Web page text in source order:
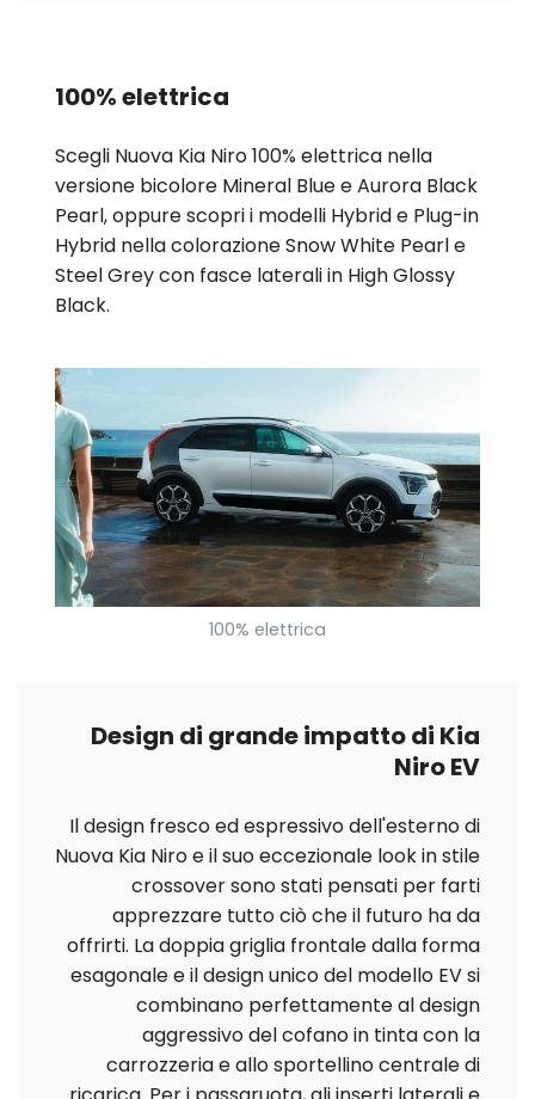
100% elettrica
Scegli Nuova Kia Niro 100% elettrica nella
versione bicolore Mineral Blue e Aurora Black
Pearl, oppure scopri i modelli Hybrid e Plug-in
Hybrid nella colorazione Snow White Pearl e
Steel Grey con fasce laterali in High Glossy
Black.
100% elettrica
Design di grande impatto di Kia
Niro EV
Il design fresco ed espressivo dell'esterno di
Nuova Kia Niro e il suo eccezionale look in stile
crossover sono stati pensati per farti
apprezzare tutto ciò che il futuro ha da
offrirti. La doppia griglia frontale dalla forma
esagonale e il design unico del modello EV si
combinano perfettamente al design
aggressivo del cofano in tinta con la
carrozzeria e allo sportellino centrale di